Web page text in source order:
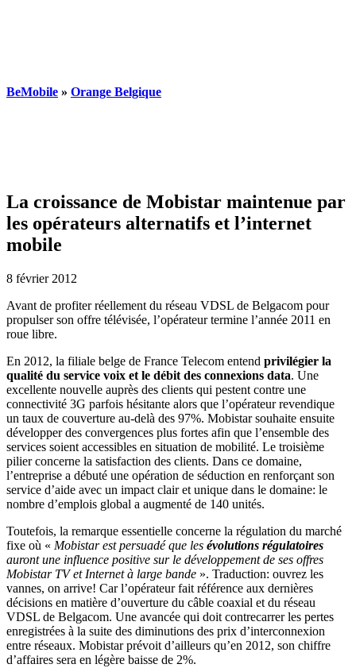
BeMobile » Orange Belgique
La croissance de Mobistar maintenue par
les opérateurs alternatifs et l’internet
mobile
8 février 2012
Avant de profiter réellement du réseau VDSL de Belgacom pour
propulser son offre télévisée, l’opérateur termine l’année 2011 en
roue libre.
En 2012, la filiale belge de France Telecom entend privilégier la
qualité du service voix et le débit des connexions data. Une
excellente nouvelle auprès des clients qui pestent contre une
connectivité 3G parfois hésitante alors que l’opérateur revendique
un taux de couverture au-delà des 97%. Mobistar souhaite ensuite
développer des convergences plus fortes afin que l’ensemble des
services soient accessibles en situation de mobilité. Le troisième
pilier concerne la satisfaction des clients. Dans ce domaine,
l’entreprise a débuté une opération de séduction en renforçant son
service d’aide avec un impact clair et unique dans le domaine: le
nombre d’emplois global a augmenté de 140 unités.
Toutefois, la remarque essentielle concerne la régulation du marché
fixe où « Mobistar est persuadé que les évolutions régulatoires
auront une influence positive sur le développement de ses offres
Mobistar TV et Internet à large bande ». Traduction: ouvrez les
vannes, on arrive! Car l’opérateur fait référence aux dernières
décisions en matière d’ouverture du câble coaxial et du réseau
VDSL de Belgacom. Une avancée qui doit contrecarrer les pertes
enregistrées à la suite des diminutions des prix d’interconnexion
entre réseaux. Mobistar prévoit d’ailleurs qu’en 2012, son chiffre
d’affaires sera en légère baisse de 2%.